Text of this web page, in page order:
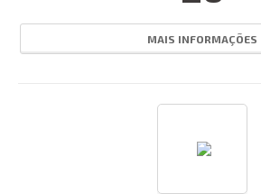
MAIS INFORMAÇÕES